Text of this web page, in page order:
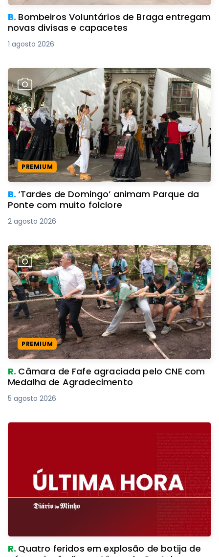
B. Bombeiros Voluntários de Braga entregam
novas divisas e capacetes
1 agosto 2026
PREMIUM
B.‘Tardes de Domingo’ animam Parque da
Ponte com muito folclore
2 agosto 2026
PREMIUM
R. Câmara de Fafe agraciada pelo CNE com
Medalha de Agradecimento
5 agosto 2026
R. Quatro feridos em explosão de botija de